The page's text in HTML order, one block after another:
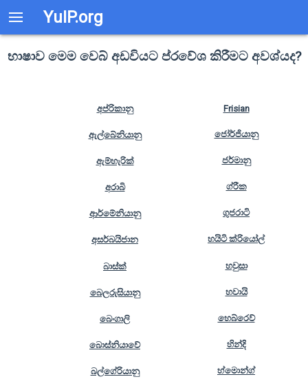
YuIP.org
භාෂාව මෙම වෙබ් අඩවියට ප්රවේශ කිරීමට අවශ්යද?
අප්රිකානු
ඇල්බේනියානු
ඇම්හැරික්
අරාබි
ආර්මේනියානු
අසර්බයිජාන
බාස්ක්
බෙලරුසියානු
බෙංගාලි
බොස්නියාවේ
බල්ගේරියානු
Frisian
ජෝර්ජියානු
ජර්මානු
ග්රීක
ගුජරාටි
හයිටි ක්රියෝල්
හවුසා
හවායි
හෙබ්රෙව්
හින්දි
හ්මොන්ග්